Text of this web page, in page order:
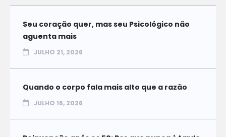
Seu coração quer, mas seu Psicológico não
aguenta mais
JULHO 21, 2026
Quando o corpo fala mais alto que a razão
JULHO 16, 2026